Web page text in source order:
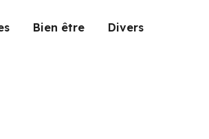
Bien être Divers